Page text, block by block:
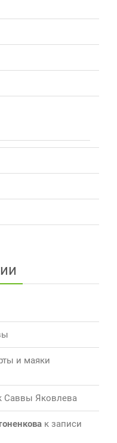
и маяки
Саввы Яковлева
к записи